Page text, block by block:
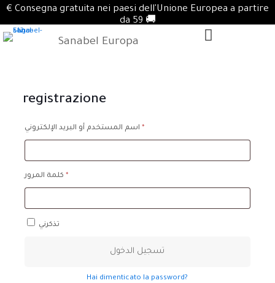
€ Consegna gratuita nei paesi dell'Unione Europea a partire
da 59 🚚
Sanabel Europa
registrazione
*مطلوبة
*مطلوبة
تذكرني
تسجيل الدخول
Hai dimenticato la password?